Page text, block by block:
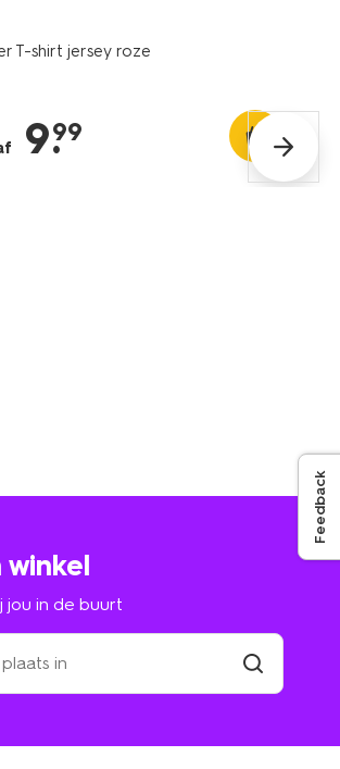
T-shirt jersey roze
9.
99
jou in de buurt
Feedback